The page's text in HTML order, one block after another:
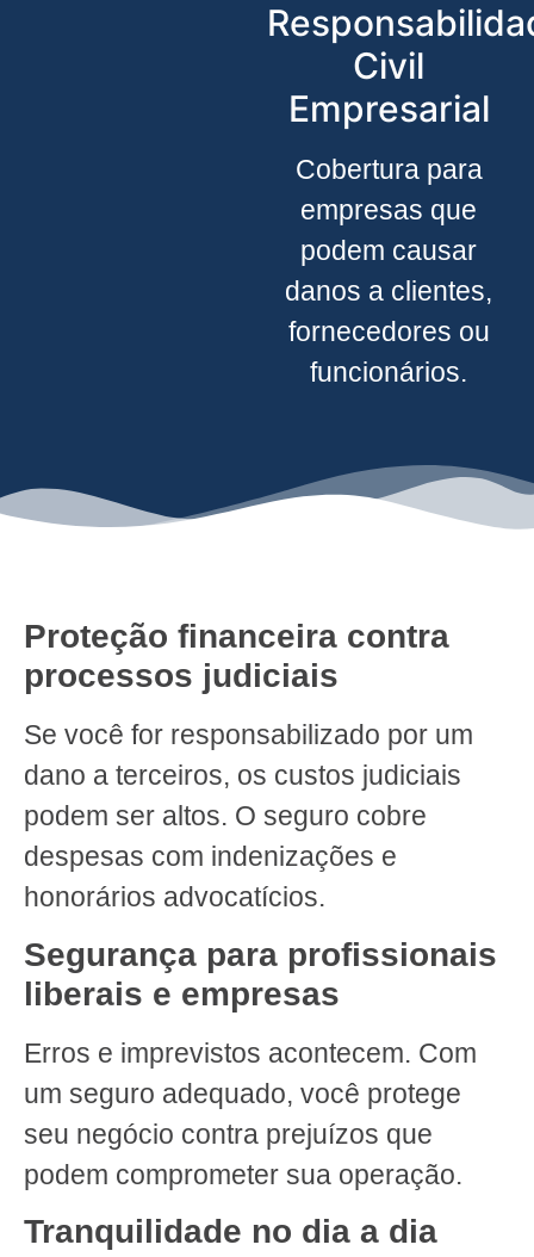
Civil
Empresarial
Cobertura para
empresas que
podem causar
danos a clientes,
fornecedores ou
funcionários.
Proteção financeira contra
processos judiciais
Se você for responsabilizado por um
dano a terceiros, os custos judiciais
podem ser altos. O seguro cobre
despesas com indenizações e
honorários advocatícios.
Segurança para profissionais
liberais e empresas
Erros e imprevistos acontecem. Com
um seguro adequado, você protege
seu negócio contra prejuízos que
podem comprometer sua operação.
Tranquilidade no dia a dia